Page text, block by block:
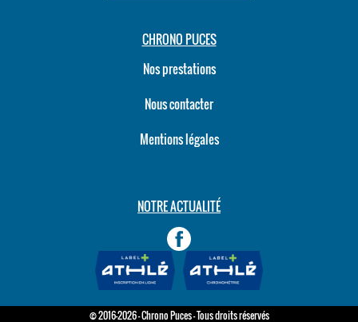
CHRONO PUCES
Nos prestations
Nous contacter
Mentions légales
NOTRE ACTUALITÉ
© 2016-2026 - Chrono Puces - Tous droits réservés